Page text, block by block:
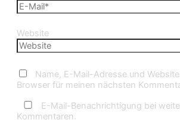
Website
Name, E-Mail-Adresse und
Browser für meinen nächsten
E-Mail-Benachrichtigung bei
Kommentaren.